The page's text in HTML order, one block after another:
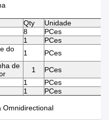
Qty
Unidade
8
PCes
1
PCes
do
1 PCes
de
1
PCes
1
PCes
1 PCes
Omnidirectional